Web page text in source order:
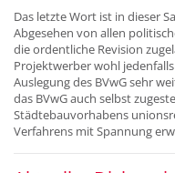
Das letzte Wort ist in dieser
Abgesehen von allen
die ordentliche Revision
Projektwerber wohl
Auslegung des BVwG sehr
das BVwG auch selbst
Städtebauvorhabens
Verfahrens mit Spannung